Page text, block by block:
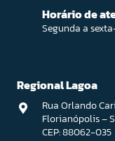
Horário de
Segunda a
Regional Lagoa
Rua Orlando
Florianópolis –
CEP: 88062-035